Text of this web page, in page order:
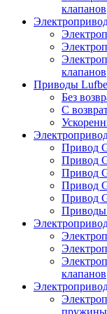
клапанов
клапанов
Приводы
Без
С
Привод
Привод
Привод
Привод
Привод
Приводы
клапанов
пружины